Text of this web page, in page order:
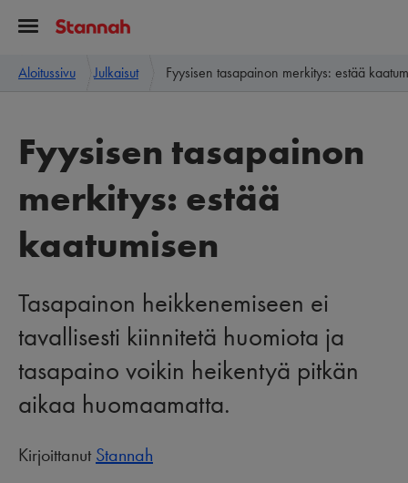
Aloitussivu Julkaisut Fyysisen tasapainon merkitys: estää
Fyysisen tasapainon
merkitys: estää
kaatumisen
Tasapainon heikkenemiseen ei
tavallisesti kiinnitetä huomiota ja
tasapaino voikin heikentyä pitkän
aikaa huomaamatta.
KirjoittanutStannah